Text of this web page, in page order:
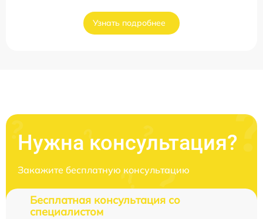
Узнать подробнее
Нужна консультация?
Закажите бесплатную консультацию
Бесплатная консультация со
специалистом